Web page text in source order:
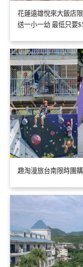
花蓮遠雄悅來大飯店
送一小一幼 最低只要
趣淘漫旅台南限時團